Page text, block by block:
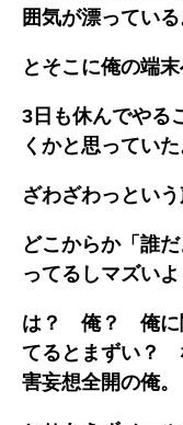
囲気が漂っている
とそこに俺の端
3日も休んでやる
くかと思っていた
ざわざわっという
どこからか「誰
ってるしマズいよ
は？ 俺？ 俺に
てるとまずい？
害妄想全開の俺。